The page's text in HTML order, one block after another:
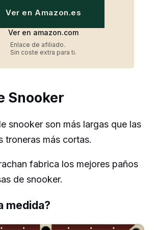
Ver en Amazon.es
Ver en amazon.com
Enlace de afiliado.
Sin coste extra para ti.
Snooker
snooker son más largas que las
troneras más cortas.
fabrica los mejores paños
de snooker.
medida?